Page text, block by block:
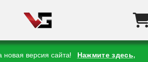
новая версия сайта!
Нажмите здесь,